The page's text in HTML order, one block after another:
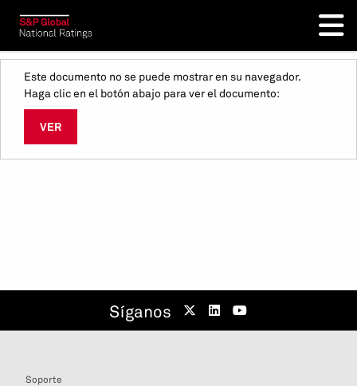
Este documento no se puede mostrar en su navegador.
Haga clic en el botón abajo para ver el documento:
VER
Síganos
Soporte